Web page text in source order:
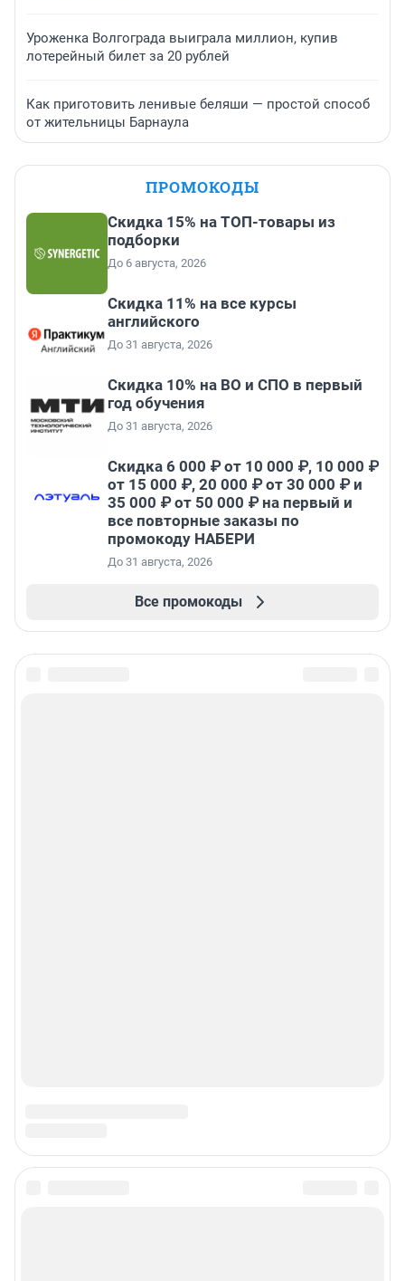
Уроженка Волгограда выиграла миллион, купив
лотерейный билет за 20 рублей
Как приготовить ленивые беляши — простой способ
от жительницы Барнаула
ПРОМОКОДЫ
Скидка 15% на ТОП-товары из
подборки
До 6 августа, 2026
Скидка 11% на все курсы
английского
До 31 августа, 2026
Скидка 10% на ВО и СПО в первый
год обучения
До 31 августа, 2026
Скидка 6 000 ₽ от 10 000 ₽, 10 000 ₽
от 15 000 ₽, 20 000 ₽ от 30 000 ₽ и
35 000 ₽ от 50 000 ₽ на первый и
все повторные заказы по
промокоду НАБЕРИ
До 31 августа, 2026
Все промокоды